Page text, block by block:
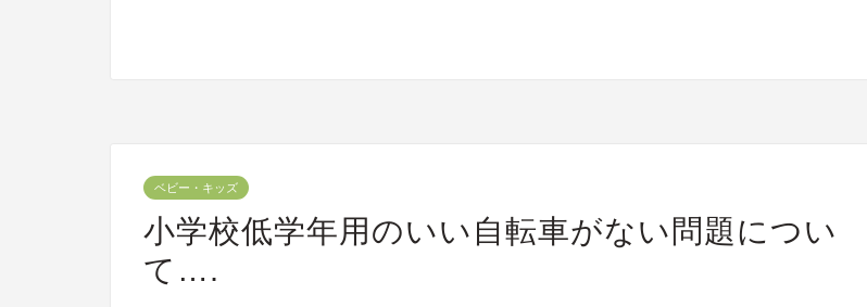
ベビー・キッズ
小学校低学年用のいい自転車がない問題につい
て….